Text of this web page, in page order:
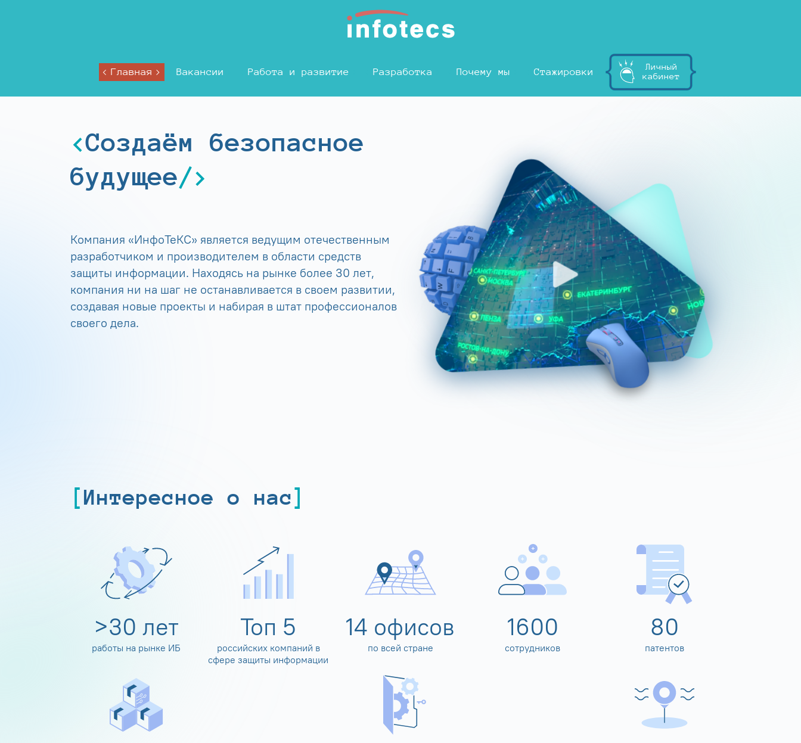
Главная Вакансии Работа и развитие Разработка Почему мы Стажировки
Личный
кабинет
Создаём безопасное
будущее
Компания «ИнфоТеКС» является ведущим отечественным
разработчиком и производителем в области средств
защиты информации. Находясь на рынке более 30 лет,
компания ни на шаг не останавливается в своем развитии,
создавая новые проекты и набирая в штат профессионалов
своего дела.
Интересное о нас
>30 лет
работы на рынке ИБ
Топ 5
российских компаний в
сфере защиты информации
14 офисов
по всей стране
1600
сотрудников
80
патентов